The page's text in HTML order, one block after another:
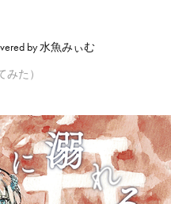
by 水魚みぃむ
みた）